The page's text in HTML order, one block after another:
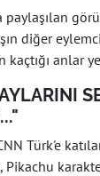
paylaşılan
diğer
anlar
Türk'e